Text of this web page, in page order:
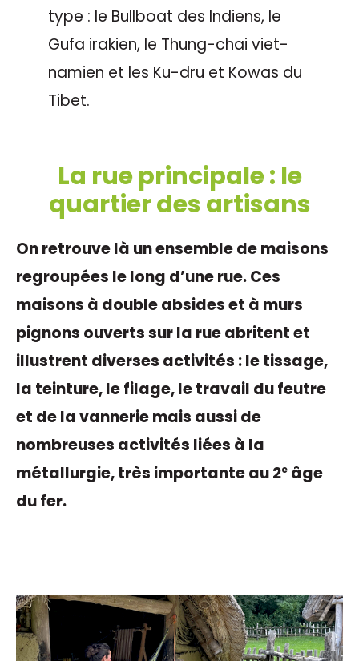
type : le Bullboat des Indiens, le
Gufa irakien, le Thung-chai viet-
namien et les Ku-dru et Kowas du
Tibet.
La rue principale : le
quartier des artisans
On retrouve là un ensemble de maisons
regroupées le long d’une rue. Ces
maisons à double absides et à murs
pignons ouverts sur la rue abritent et
illustrent diverses activités : le tissage,
la teinture, le filage, le travail du feutre
et de la vannerie mais aussi de
nombreuses activités liées à la
métallurgie, très importante au 2e âge
du fer.